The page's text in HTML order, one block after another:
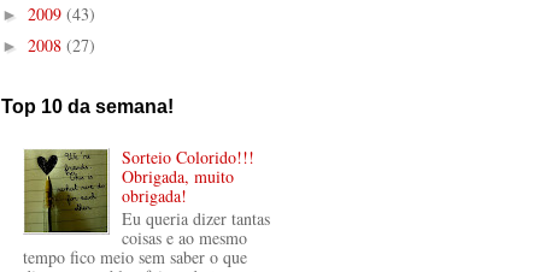
► 2009 (43)
► 2008 (27)
Top 10 da semana!
Sorteio Colorido!!!
Obrigada, muito
obrigada!
Eu queria dizer tantas
coisas e ao mesmo
tempo fico meio sem saber o que